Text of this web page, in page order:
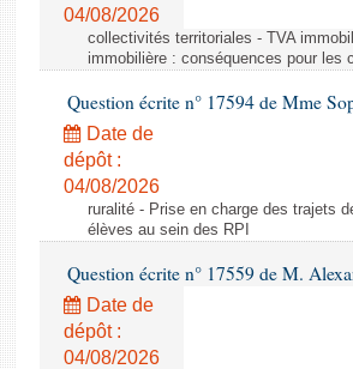
04/08/2026
collectivités territoriales - TVA
immobilière : conséquences pour les
Question écrite n° 17594 de Mme
Date de
dépôt :
04/08/2026
ruralité - Prise en charge des trajets
élèves au sein des RPI
Question écrite n° 17559 de M.
Date de
dépôt :
04/08/2026